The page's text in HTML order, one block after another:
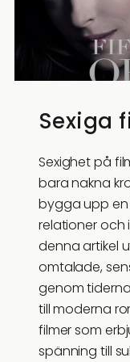
Sexiga
Sexighet på
bara nakna
bygga upp
relationer och
denna artikel
omtalade,
genom
till moderna
filmer som
spänning till